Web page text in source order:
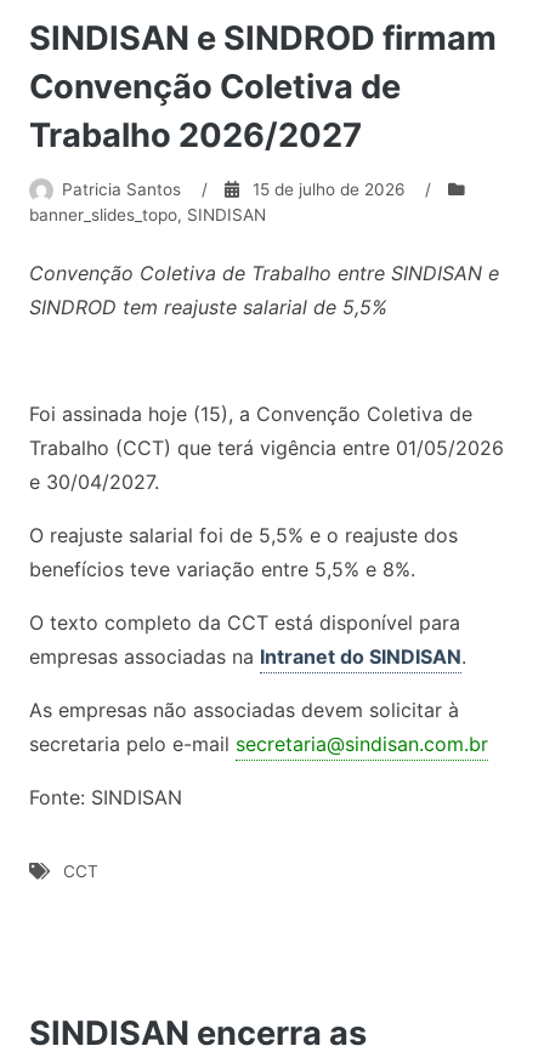
SINDISAN e SINDROD firmam
Convenção Coletiva de
Trabalho 2026/2027
Patricia Santos / 15 de julho de 2026
/
banner_slides_topo, SINDISAN
Convenção Coletiva de Trabalho entre SINDISAN e
SINDROD tem reajuste salarial de 5,5%
Foi assinada hoje (15), a Convenção Coletiva de
Trabalho (CCT) que terá vigência entre 01/05/2026
e 30/04/2027.
O reajuste salarial foi de 5,5% e o reajuste dos
benefícios teve variação entre 5,5% e 8%.
O texto completo da CCT está disponível para
empresas associadas na Intranet do SINDISAN.
As empresas não associadas devem solicitar à
secretaria pelo e-mail secretaria@sindisan.com.br
Fonte: SINDISAN
CCT
SINDISAN encerra as